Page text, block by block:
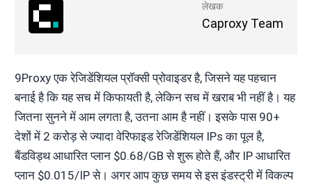
लेखक
Caproxy Team
9Proxy एक रेजिडेंशियल प्रॉक्सी प्रोवाइडर है, जिसने यह पहचान
बनाई है कि यह सच में किफायती है, लेकिन सच में खराब भी नहीं है। यह
जितना सुनने में आम लगता है, उतना आम है नहीं। इसके पास 90+
देशों में 2 करोड़ से ज्यादा वेरिफाइड रेजिडेंशियल IPs का पूल है,
बैंडविड्थ आधारित प्लान $0.68/GB से शुरू होते हैं, और IP आधारित
प्लान $0.015/IP से। अगर आप कुछ समय से इस इंडस्ट्री में विकल्प